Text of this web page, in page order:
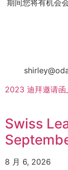
期间您将有机会
2023 迪拜邀请函
Swiss
8 月 6, 2026